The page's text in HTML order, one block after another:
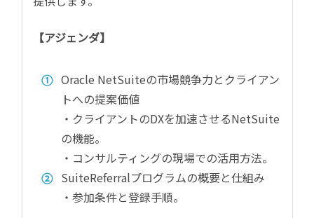
【アジェンダ】
Oracle NetSuiteの市場競争力とクライアン
トへの提案価値
・クライアントのDXを加速させるNetSuite
の機能。
・コンサルティングの現場での活用方法。
SuiteReferralプログラムの概要と仕組み
・参加条件と登録手順。